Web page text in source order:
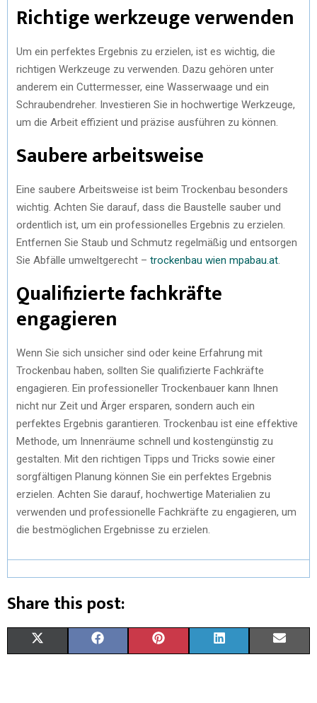
Richtige werkzeuge verwenden
Um ein perfektes Ergebnis zu erzielen, ist es wichtig, die
richtigen Werkzeuge zu verwenden. Dazu gehören unter
anderem ein Cuttermesser, eine Wasserwaage und ein
Schraubendreher. Investieren Sie in hochwertige Werkzeuge,
um die Arbeit effizient und präzise ausführen zu können.
Saubere arbeitsweise
Eine saubere Arbeitsweise ist beim Trockenbau besonders
wichtig. Achten Sie darauf, dass die Baustelle sauber und
ordentlich ist, um ein professionelles Ergebnis zu erzielen.
Entfernen Sie Staub und Schmutz regelmäßig und entsorgen
Sie Abfälle umweltgerecht – trockenbau wien mpabau.at
Qualifizierte fachkräfte
engagieren
Wenn Sie sich unsicher sind oder keine Erfahrung mit
Trockenbau haben, sollten Sie qualifizierte Fachkräfte
engagieren. Ein professioneller Trockenbauer kann Ihnen
nicht nur Zeit und Ärger ersparen, sondern auch ein
perfektes Ergebnis garantieren. Trockenbau ist eine effektive
Methode, um Innenräume schnell und kostengünstig zu
gestalten. Mit den richtigen Tipps und Tricks sowie einer
sorgfältigen Planung können Sie ein perfektes Ergebnis
erzielen. Achten Sie darauf, hochwertige Materialien zu
verwenden und professionelle Fachkräfte zu engagieren, um
die bestmöglichen Ergebnisse zu erzielen.
Share this post: